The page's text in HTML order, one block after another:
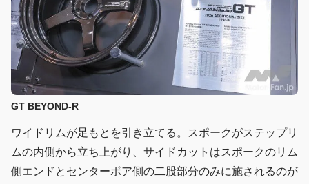
GT BEYOND-R
ワイドリムが足もとを引き立てる。スポークがステップリ
ムの内側から立ち上がり、サイドカットはスポークのリム
側エンドとセンターボア側の二股部分のみに施されるのが